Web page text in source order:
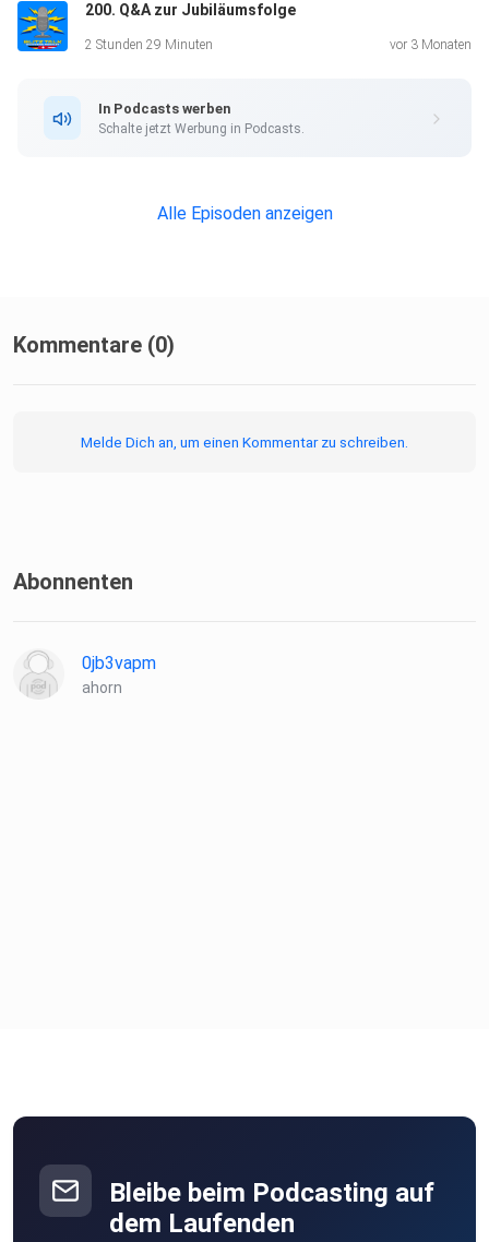
200. Q&A zur Jubiläumsfolge
2 Stunden 29 Minuten vor 3 Monaten
In Podcasts werben
Schalte jetzt Werbung in Podcasts.
Alle Episoden anzeigen
Kommentare (0)
Melde Dich an, um einen Kommentar zu schreiben.
Abonnenten
0jb3vapm
ahorn
Bleibe beim Podcasting auf
dem Laufenden